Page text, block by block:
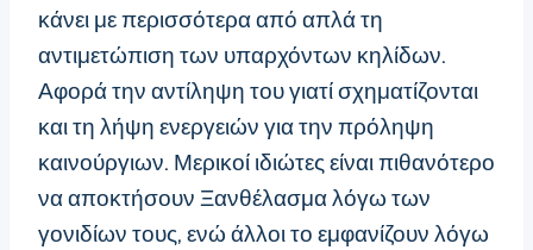
κάνει με περισσότερα από απλά τη
αντιμετώπιση των υπαρχόντων κηλίδων.
Αφορά την αντίληψη του γιατί σχηματίζονται
και τη λήψη ενεργειών για την πρόληψη
καινούργιων. Μερικοί ιδιώτες είναι πιθανότερο
να αποκτήσουν Ξανθέλασμα λόγω των
γονιδίων τους, ενώ άλλοι το εμφανίζουν λόγω